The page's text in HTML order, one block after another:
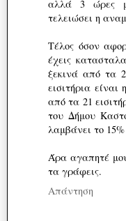
αλλά 3 ώρες
τελειώσει η
Τέλος όσον
έχεις
ξεκινά από τα
εισιτήρια
από τα 21
του Δήμου
λαμβάνει το
Άρα αγαπητέ
τα γράφεις.
Απάντηση